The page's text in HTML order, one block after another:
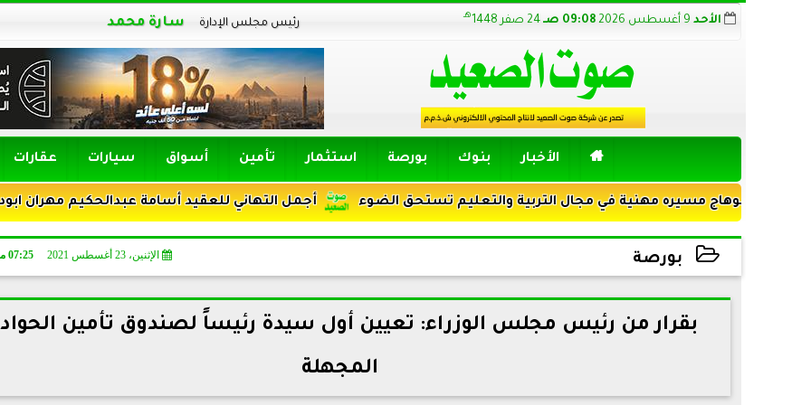
الأحد 09:08 صـ هـ
رئيس مجلس الإدارة سارة محمد
 الأخبار بنوك بورصة استثمار تأمين أسواق سيارات عقارات
أجمل التهاني للعقيد أسامة عبدالحكيم مهران ابودقة ترقيته مسيره مهنية في مجال التربية والتعليم تستحق الضوء
بورصة الإثنين، 23 أغسطس 2021 07:25 مـ
2021-08-23 19:25:05
بقرار من رئيس مجلس الوزراء: تعيين أول سيدة رئيساً لصندوق تأمين
المجهلة